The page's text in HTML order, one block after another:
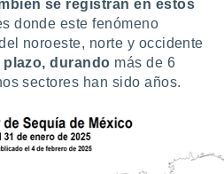
se registran en estos
donde este fenómeno
noroeste, norte y occidente
durando más de 6
sectores han sido años.